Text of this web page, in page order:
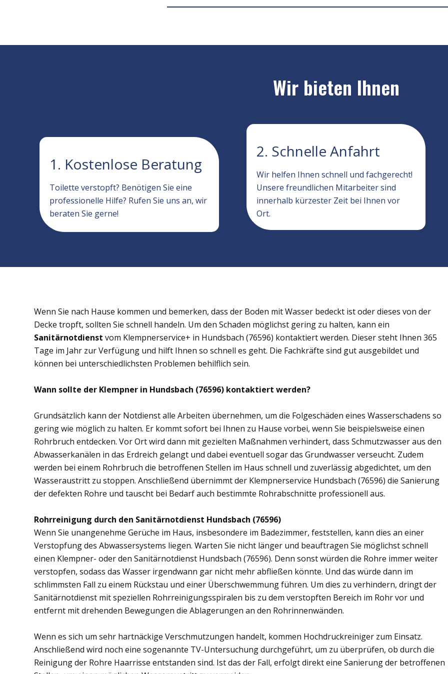
Wir bieten Ihnen
1. Kostenlose Beratung
Toilette verstopft? Benötigen Sie eine
professionelle Hilfe? Rufen Sie uns an, wir
beraten Sie gerne!
2. Schnelle Anfahrt
Wir helfen Ihnen schnell und fachgerecht!
Unsere freundlichen Mitarbeiter sind
innerhalb kürzester Zeit bei Ihnen vor
Ort.
Wenn Sie nach Hause kommen und bemerken, dass der Boden mit Wasser bedeckt ist oder dieses von der
Decke tropft, sollten Sie schnell handeln. Um den Schaden möglichst gering zu halten, kann ein
Sanitärnotdienst vom Klempnerservice+ in Hundsbach (76596) kontaktiert werden. Dieser steht Ihnen 365
Tage im Jahr zur Verfügung und hilft Ihnen so schnell es geht. Die Fachkräfte sind gut ausgebildet und
können bei unterschiedlichsten Problemen behilflich sein.
Wann sollte der Klempner in Hundsbach (76596) kontaktiert werden?
Grundsätzlich kann der Notdienst alle Arbeiten übernehmen, um die Folgeschäden eines Wasserschadens so
gering wie möglich zu halten. Er kommt sofort bei Ihnen zu Hause vorbei, wenn Sie beispielsweise einen
Rohrbruch entdecken. Vor Ort wird dann mit gezielten Maßnahmen verhindert, dass Schmutzwasser aus den
Abwasserkanälen in das Erdreich gelangt und dabei eventuell sogar das Grundwasser verseucht. Zudem
werden bei einem Rohrbruch die betroffenen Stellen im Haus schnell und zuverlässig abgedichtet, um den
Wasseraustritt zu stoppen. Anschließend übernimmt der Klempnerservice Hundsbach (76596) die Sanierung
der defekten Rohre und tauscht bei Bedarf auch bestimmte Rohrabschnitte professionell aus.
Rohrreinigung durch den Sanitärnotdienst Hundsbach (76596)
Wenn Sie unangenehme Gerüche im Haus, insbesondere im Badezimmer, feststellen, kann dies an einer
Verstopfung des Abwassersystems liegen. Warten Sie nicht länger und beauftragen Sie möglichst schnell
einen Klempner- oder den Sanitärnotdienst Hundsbach (76596). Denn sonst würden die Rohre immer weiter
verstopfen, sodass das Wasser irgendwann gar nicht mehr abfließen könnte. Und das würde dann im
schlimmsten Fall zu einem Rückstau und einer Überschwemmung führen. Um dies zu verhindern, dringt der
Sanitärnotdienst mit speziellen Rohrreinigungsspiralen bis zu dem verstopften Bereich im Rohr vor und
entfernt mit drehenden Bewegungen die Ablagerungen an den Rohrinnenwänden.
Wenn es sich um sehr hartnäckige Verschmutzungen handelt, kommen Hochdruckreiniger zum Einsatz.
Anschließend wird noch eine sogenannte TV-Untersuchung durchgeführt, um zu überprüfen, ob durch die
Reinigung der Rohre Haarrisse entstanden sind. Ist das der Fall, erfolgt direkt eine Sanierung der betroffenen